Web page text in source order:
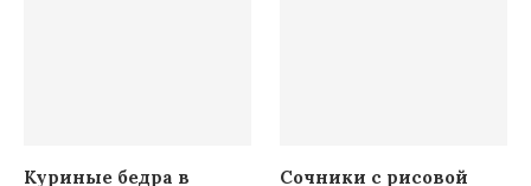
Куриные бедра в
Сочники с рисовой